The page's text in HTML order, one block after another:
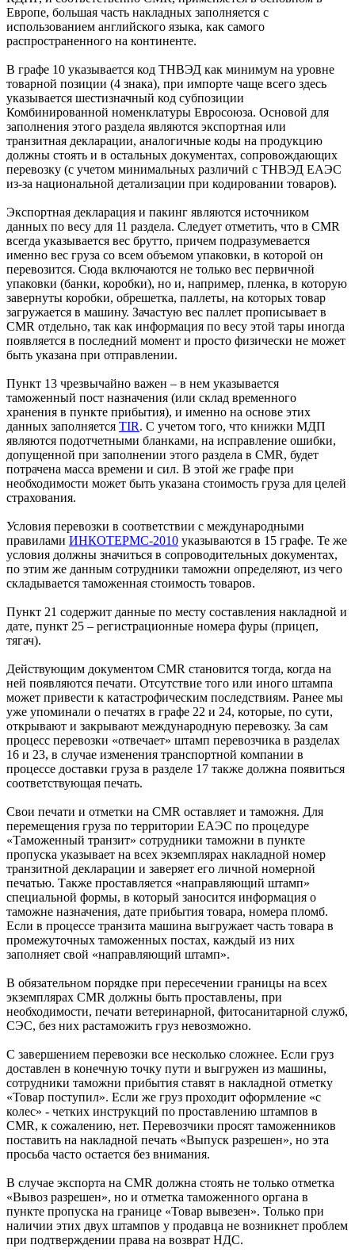
Европе, большая часть накладных заполняется с
использованием английского языка, как самого
распространенного на континенте.
В графе 10 указывается код ТНВЭД как минимум на уровне
товарной позиции (4 знака), при импорте чаще всего здесь
указывается шестизначный код субпозиции
Комбинированной номенклатуры Евросоюза. Основой для
заполнения этого раздела являются экспортная или
транзитная декларации, аналогичные коды на продукцию
должны стоять и в остальных документах, сопровождающих
перевозку (с учетом минимальных различий с ТНВЭД ЕАЭС
из-за национальной детализации при кодировании товаров).
Экспортная декларация и пакинг являются источником
данных по весу для 11 раздела. Следует отметить, что в CMR
всегда указывается вес брутто, причем подразумевается
именно вес груза со всем объемом упаковки, в которой он
перевозится. Сюда включаются не только вес первичной
упаковки (банки, коробки), но и, например, пленка, в которую
завернуты коробки, обрешетка, паллеты, на которых товар
загружается в машину. Зачастую вес паллет прописывает в
CMR отдельно, так как информация по весу этой тары иногда
появляется в последний момент и просто физически не может
быть указана при отправлении.
Пункт 13 чрезвычайно важен – в нем указывается
таможенный пост назначения (или склад временного
хранения в пункте прибытия), и именно на основе этих
данных заполняется TIR. С учетом того, что книжки МДП
являются подотчетными бланками, на исправление ошибки,
допущенной при заполнении этого раздела в CMR, будет
потрачена масса времени и сил. В этой же графе при
необходимости может быть указана стоимость груза для целей
страхования.
Условия перевозки в соответствии с международными
правилами ИНКОТЕРМС-2010 указываются в 15 графе. Те же
условия должны значиться в сопроводительных документах,
по этим же данным сотрудники таможни определяют, из чего
складывается таможенная стоимость товаров.
Пункт 21 содержит данные по месту составления накладной и
дате, пункт 25 – регистрационные номера фуры (прицеп,
тягач).
Действующим документом CMR становится тогда, когда на
ней появляются печати. Отсутствие того или иного штампа
может привести к катастрофическим последствиям. Ранее мы
уже упоминали о печатях в графе 22 и 24, которые, по сути,
открывают и закрывают международную перевозку. За сам
процесс перевозки «отвечает» штамп перевозчика в разделах
16 и 23, в случае изменения транспортной компании в
процессе доставки груза в разделе 17 также должна появиться
соответствующая печать.
Свои печати и отметки на CMR оставляет и таможня. Для
перемещения груза по территории ЕАЭС по процедуре
«Таможенный транзит» сотрудники таможни в пункте
пропуска указывает на всех экземплярах накладной номер
транзитной декларации и заверяет его личной номерной
печатью. Также проставляется «направляющий штамп»
специальной формы, в который заносится информация о
таможне назначения, дате прибытия товара, номера пломб.
Если в процессе транзита машина выгружает часть товара в
промежуточных таможенных постах, каждый из них
заполняет свой «направляющий штамп».
В обязательном порядке при пересечении границы на всех
экземплярах CMR должны быть проставлены, при
необходимости, печати ветеринарной, фитосанитарной служб,
СЭС, без них растаможить груз невозможно.
С завершением перевозки все несколько сложнее. Если груз
доставлен в конечную точку пути и выгружен из машины,
сотрудники таможни прибытия ставят в накладной отметку
«Товар поступил». Если же груз проходит оформление «с
колес» - четких инструкций по проставлению штампов в
CMR, к сожалению, нет. Перевозчики просят таможенников
поставить на накладной печать «Выпуск разрешен», но эта
просьба часто остается без внимания.
В случае экспорта на CMR должна стоять не только отметка
«Вывоз разрешен», но и отметка таможенного органа в
пункте пропуска на границе «Товар вывезен». Только при
наличии этих двух штампов у продавца не возникнет проблем
при подтверждении права на возврат НДС.